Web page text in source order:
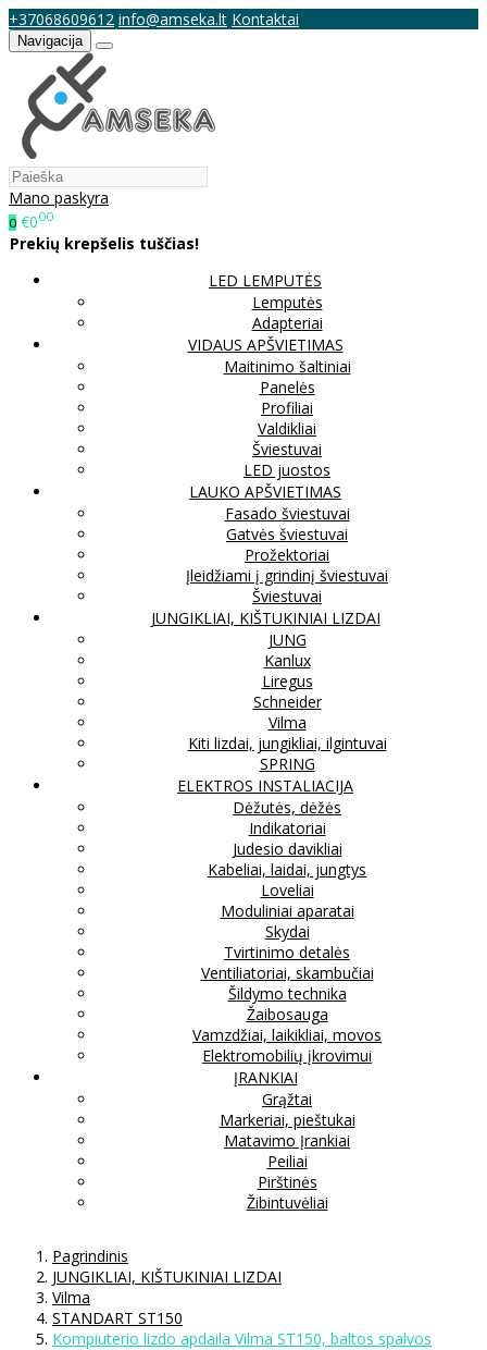
+37068609612 info@amseka.lt Kontaktai
Navigacija
Mano paskyra
0 €000
Prekių krepšelis tuščias!
LED LEMPUTĖS
Lemputės
Adapteriai
VIDAUS APŠVIETIMAS
Maitinimo šaltiniai
Panelės
Profiliai
Valdikliai
Šviestuvai
LED juostos
LAUKO APŠVIETIMAS
Fasado šviestuvai
Gatvės šviestuvai
Prožektoriai
Įleidžiami į grindinį šviestuvai
Šviestuvai
JUNGIKLIAI, KIŠTUKINIAI LIZDAI
JUNG
Kanlux
Liregus
Schneider
Vilma
Kiti lizdai, jungikliai, ilgintuvai
SPRING
ELEKTROS INSTALIACIJA
Dėžutės, dėžės
Indikatoriai
Judesio davikliai
Kabeliai, laidai, jungtys
Loveliai
Moduliniai aparatai
Skydai
Tvirtinimo detalės
Ventiliatoriai, skambučiai
Šildymo technika
Žaibosauga
Vamzdžiai, laikikliai, movos
Elektromobilių įkrovimui
ĮRANKIAI
Grąžtai
Markeriai, pieštukai
Matavimo Įrankiai
Peiliai
Pirštinės
Žibintuvėliai
Pagrindinis
JUNGIKLIAI, KIŠTUKINIAI LIZDAI
Vilma
STANDART ST150
Kompiuterio lizdo apdaila Vilma ST150, baltos spalvos